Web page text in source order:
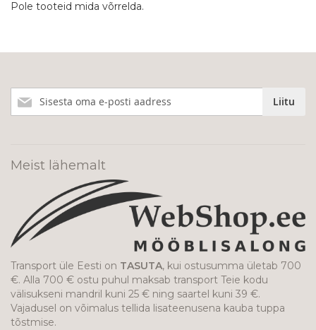
Pole tooteid mida võrrelda.
meie
Liitu
Meist lähemalt
Transport üle Eesti on TASUTA, kui ostusumma ületab 700
€. Alla 700 € ostu puhul maksab transport Teie kodu
välisukseni mandril kuni 25 € ning saartel kuni 39 €.
Vajadusel on võimalus tellida lisateenusena kauba tuppa
tõstmise.